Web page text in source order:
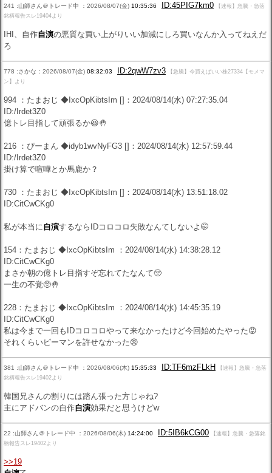
241 :山師さん＠トレード中 ：2026/08/07(金) 10:35:36 ID:45PIG7km0
【速報】急騰・急落
銘柄報告スレ19404より
IHI、自作自演の悪質な買い上がりいい加減にしろ買いなんか入ってねえだ
ろ
778 :さかな：2026/08/07(金) 08:32:03 ID:2qwW7zv3
【急騰】今買えばいい株27334【モメマ
ン】より
994 ：たまおじ ◆IxcOpKibtsIm []：2024/08/14(水) 07:27:35.04
ID:/Irdet3Z0
億トレ目指して頑張るか😆🤚
216 ：ぴーまん ◆idyb1wvNyFG3 []：2024/08/14(水) 12:57:59.44
ID:/Irdet3Z0
掛け算で喧嘩とか馬鹿か？
730 ：たまおじ ◆IxcOpKibtsIm []：2024/08/14(水) 13:51:18.02
ID:CitCwCKg0
私が本当に自演するならIDコロコロ失敗なんてしないよ🤭
154：たまおじ ◆IxcOpKibtsIm ：2024/08/14(水) 14:38:28.12
ID:CitCwCKg0
まさか朝の億トレ目指すぞ忘れてたなんて🥺
一生の不覚🥺🤚
228：たまおじ ◆IxcOpKibtsIm ：2024/08/14(水) 14:45:35.19
ID:CitCwCKg0
私は今まで一回もIDコロコロやって来なかったけど今回始めたやった😡
それくらいピーマンを許せなかった😡
381 :山師さん＠トレード中 ：2026/08/06(木) 15:35:33 ID:TF6mzFLkH
【速報】急騰・急落
銘柄報告スレ19402より
韓国兄さんの割りには踏ん張った方じゃね?
主にアドバンの自作自演効果だと思うけどw
22 :山師さん＠トレード中 ：2026/08/06(木) 14:24:00 ID:5IB6kCG00
【速報】急騰・急落銘
柄報告スレ19402より
>>19